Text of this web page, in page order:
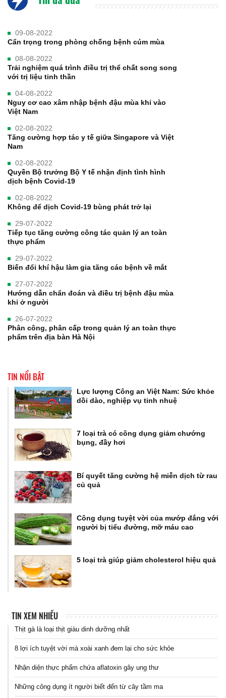
09-08-2022
Cẩn trọng trong phòng chống bệnh cúm mùa
08-08-2022
Trải nghiệm quá trình điều trị thể chất song song
với trị liệu tinh thần
04-08-2022
Nguy cơ cao xâm nhập bệnh đậu mùa khỉ vào
Việt Nam
02-08-2022
Tăng cường hợp tác y tế giữa Singapore và Việt
Nam
02-08-2022
Quyền Bộ trưởng Bộ Y tế nhận định tình hình
dịch bệnh Covid-19
02-08-2022
Không để dịch Covid-19 bùng phát trở lại
29-07-2022
Tiếp tục tăng cường công tác quản lý an toàn
thực phẩm
29-07-2022
Biến đổi khí hậu làm gia tăng các bệnh về mắt
27-07-2022
Hướng dẫn chẩn đoán và điều trị bệnh đậu mùa
khỉ ở người
26-07-2022
Phân công, phân cấp trong quản lý an toàn thực
phẩm trên địa bàn Hà Nội
TIN NỔI BẬT
Lực lượng Công an Việt Nam: Sức khỏe
dồi dào, nghiệp vụ tinh nhuệ
7 loại trà có công dụng giảm chướng
bụng, đầy hơi
Bí quyết tăng cường hệ miễn dịch từ rau
củ quả
Công dụng tuyệt vời của mướp đắng với
người bị tiểu đường, mỡ máu cao
5 loại trà giúp giảm cholesterol hiệu quả
TIN XEM NHIỀU
Thịt gà là loại thịt giàu dinh dưỡng nhất
8 lợi ích tuyệt vời mà xoài xanh đem lại cho sức khỏe
Nhận diện thực phẩm chứa aflatoxin gây ung thư
Những công dụng ít người biết đến từ cây tầm ma